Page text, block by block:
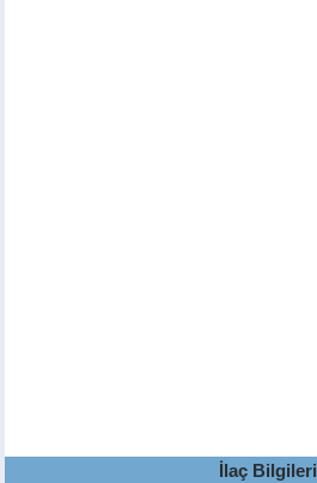
İlaç Bilgileri